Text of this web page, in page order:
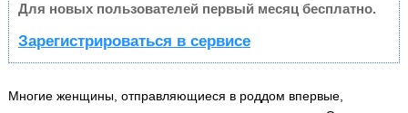
Для новых пользователей первый месяц бесплатно.
Зарегистрироваться в сервисе
Многие женщины, отправляющиеся в роддом впервые,